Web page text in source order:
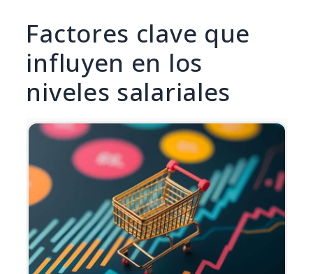
Factores clave que
influyen en los
niveles salariales